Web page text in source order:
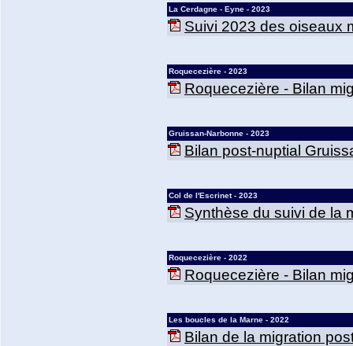
La Cerdagne - Eyne - 2023
Suivi 2023 des oiseaux
Roquecezière - 2023
Roquecezière - Bilan
Gruissan-Narbonne - 2023
Bilan post-nuptial
Col de l'Escrinet - 2023
Synthèse du suivi de la
Roquecezière - 2022
Roquecezière - Bilan
Les boucles de la Marne - 2022
Bilan de la migration